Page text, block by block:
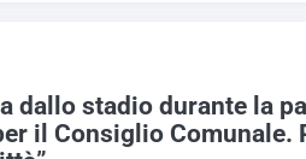
dallo stadio durante la
il Consiglio Comunale.